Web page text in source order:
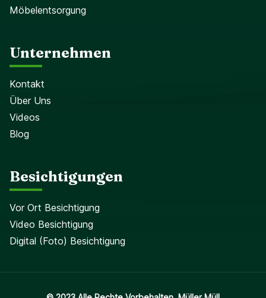
Möbelentsorgung
Unternehmen
Kontakt
Über Uns
Videos
Blog
Besichtigungen
Vor Ort Besichtigung
Video Besichtigung
Digital (Foto) Besichtigung